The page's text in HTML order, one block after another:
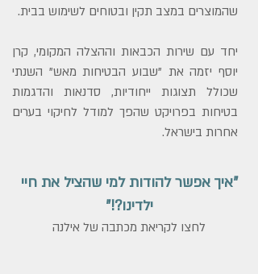
שהמוצרים במצב תקין ובטוחים לשימוש בבית.
יחד עם שירות הכבאות וההצלה המקומי, קרן
יוסף יזמה את "שבוע הבטיחות מאש" השנתי
שכולל תצוגות ייחודיות, סדנאות והדגמות
בטיחות בפרויקט שהפך למודל לחיקוי בערים
אחרות בישראל.
"איך אפשר להודות למי שהציל את חיי
ילדינו?!"
לחצו לקריאת מכתבה של אילנה